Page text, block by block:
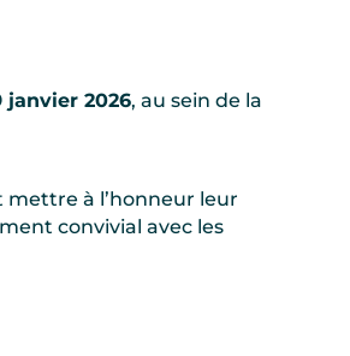
janvier 2026, au sein de la
à l’honneur leur
convivial avec les